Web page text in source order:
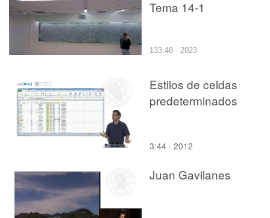
Tema 14-1
133:48 · 2023
Estilos de celdas
predeterminados
3:44 · 2012
Juan Gavilanes